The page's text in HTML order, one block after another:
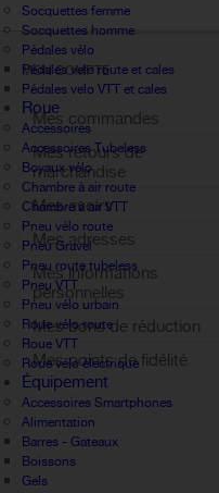
Socquettes femme
Socquettes homme
Pédales vélo
Pédales velo route et cales
Pédales velo VTT et cales
Roue
Accessoires
Accessoires Tubeless
Boyaux vélo
Chambre à air route
Chambre à air VTT
Pneu vélo route
Pneu Gravel
Pneu route tubeless
Pneu VTT
Pneu vélo urbain
Roue vélo route
Roue VTT
Roue vélo électrique
Équipement
Accessoires Smartphones
Alimentation
Barres - Gateaux
Boissons
Gels
MON COMPTE
Mes commandes
Mes retours de
marchandise
Mes avoirs
Mes adresses
Mes informations
personnelles
Mes bons de réduction
Mes points de fidélité
Sign out